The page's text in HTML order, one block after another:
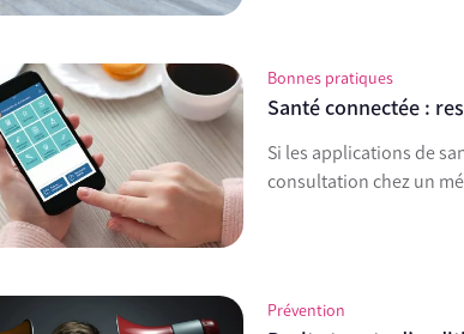
Bonnes pratiques
Santé connectée :
Si les applications de
consultation chez un
Prévention